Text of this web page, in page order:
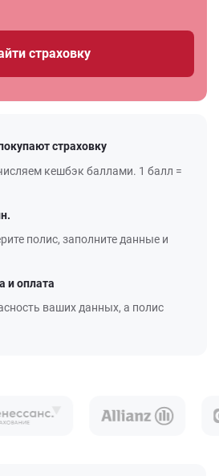
страховку
страховку
кешбэк баллами. 1 балл =
полис, заполните данные и
и оплата
ваших данных, а полис